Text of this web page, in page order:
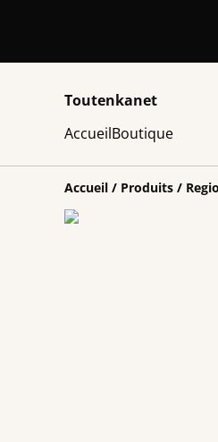
Toutenkanet
AccueilBoutique
Accueil / Produits /